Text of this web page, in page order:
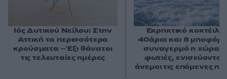
Ιός Δυτικού Νείλου: Στην
Αττική τα περισσότερα
κρούσματα – Έξι θάνατοι
τις τελευταίες ημέρες
Εκρηκτικό κοκτέιλ
40άρια και 8 μποφόρ
συναγερμό η χώρα
φωτιές, ενισχύονται
άνεμοι τις επόμενες